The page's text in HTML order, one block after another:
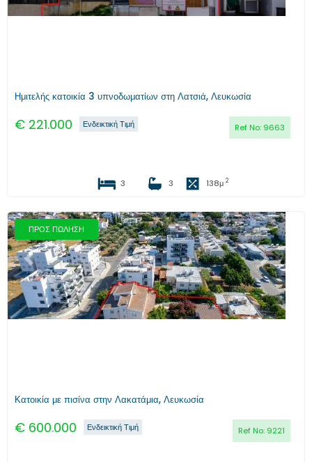
Ημιτελής κατοικία 3 υπνοδωματίων στη Λατσιά, Λευκωσία
€ 221.000 Ref No: 9663
Ενδεικτική Τιμή
3 3 138μ 2
ΠΡΟΣ ΠΩΛΗΣΗ
Προηγούμενο Επόμενο
Κατοικία με πισίνα στην Λακατάμια, Λευκωσία
€ 600.000 Ref No: 9221
Ενδεικτική Τιμή